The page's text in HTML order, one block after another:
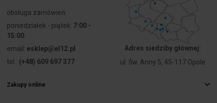
obsługa zamówień:
poniedziałek - piątek: 7:00 -
15:00
email: esklep@el12.pl
tel.: (+48) 609 697 377
Adres siedziby głównej:
ul. Św. Anny 5, 45-117 Opole
Zakupy online